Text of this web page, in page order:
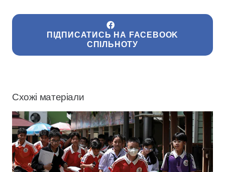
ПІДПИСАТИСЬ НА FACEBOOK
СПІЛЬНОТУ
Схожі матеріали